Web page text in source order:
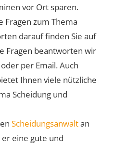
vor Ort sparen.
Fragen zum Thema
darauf finden Sie auf
Fragen beantworten wir
per Email. Auch
Ihnen viele nützliche
Scheidung und
Scheidungsanwaltan
eine gute und